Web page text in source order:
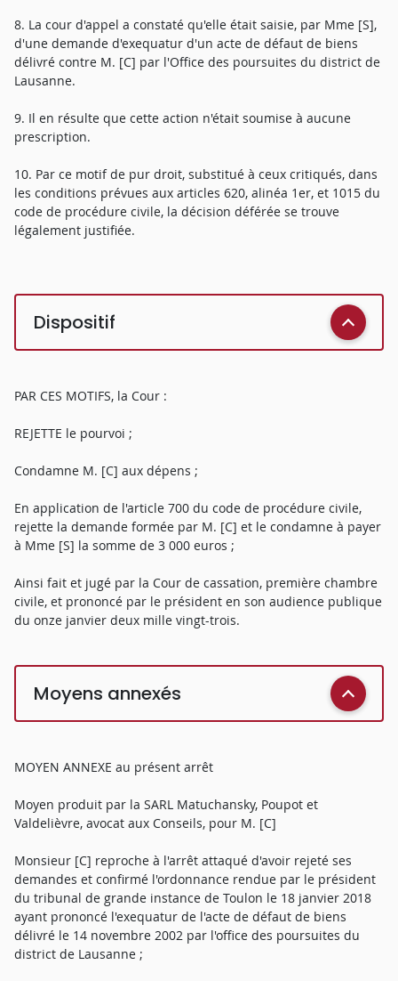
8. La cour d'appel a constaté qu'elle était saisie, par Mme [S],
d'une demande d'exequatur d'un acte de défaut de biens
délivré contre M. [C] par l'Office des poursuites du district de
Lausanne.
9. Il en résulte que cette action n'était soumise à aucune
prescription.
10. Par ce motif de pur droit, substitué à ceux critiqués, dans
les conditions prévues aux articles 620, alinéa 1er, et 1015 du
code de procédure civile, la décision déférée se trouve
légalement justifiée.
Dispositif
PAR CES MOTIFS, la Cour :
REJETTE le pourvoi ;
Condamne M. [C] aux dépens ;
En application de l'article 700 du code de procédure civile,
rejette la demande formée par M. [C] et le condamne à payer
à Mme [S] la somme de 3 000 euros ;
Ainsi fait et jugé par la Cour de cassation, première chambre
civile, et prononcé par le président en son audience publique
du onze janvier deux mille vingt-trois.
Moyens annexés
MOYEN ANNEXE au présent arrêt
Moyen produit par la SARL Matuchansky, Poupot et
Valdelièvre, avocat aux Conseils, pour M. [C]
Monsieur [C] reproche à l'arrêt attaqué d'avoir rejeté ses
demandes et confirmé l'ordonnance rendue par le président
du tribunal de grande instance de Toulon le 18 janvier 2018
ayant prononcé l'exequatur de l'acte de défaut de biens
délivré le 14 novembre 2002 par l'office des poursuites du
district de Lausanne ;